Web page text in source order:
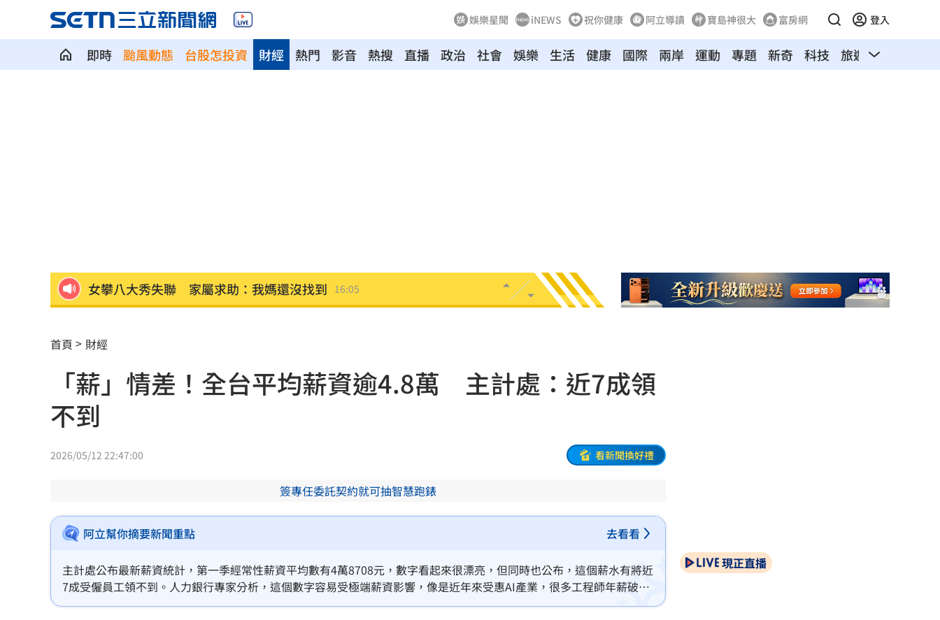
娛樂星聞 iNEWS 祝你健康 阿立導讀 寶島神很大 富房網 登入
即時 颱風動態 台股怎投資 熱門 影音 熱搜 直播 政治 社會 娛樂 生活 健康 國際 兩岸 運動
財經 專題 新奇 科技 旅遊 汽車
苗可麗配合失智父演戲「一舉動」逼哭網友 16:05
他曝秘密會議：蔣萬安早知疫苗採購真相
台中男摔死毛孩！嗆動保「埋了」拒交屍體 16:00
新莊路面破裂成溪流 當地702戶無水可用
白海豚颱風直撲馬祖 ！台電啟動防颱整備
狄志為揭遺憾 忙接電話錯過父最後一句話
農水署餐會喊凍蒜？黃世杰競辦反擊藍委 15:54
冷氣連開數個月沒壞 台電示警1事恐傷荷包
河智媛遭疑不尊重文化 經紀公司回應了 15:49
偷吃粿粿判賠百萬 王子神隱8個月2度發文 15:45
首頁 財經
「薪」情差！全台平均薪資逾4.8萬 主計處：近7成領
不到
2026/05/12 22:47:00 看新聞換好禮
簽專任委託契約就可抽智慧跑錶
阿立幫你摘要新聞重點 去看看
主計處公布最新薪資統計，第一季經常性薪資平均數有4萬8708元，數字看起來很漂亮，但同時也公布，這個薪水有將近
7成受僱員工領不到。人力銀行專家分析，這個數字容易受極端薪資影響，像是近年來受惠AI產業，很多工程師年薪破百
萬，拉高了平均值。
現正直播